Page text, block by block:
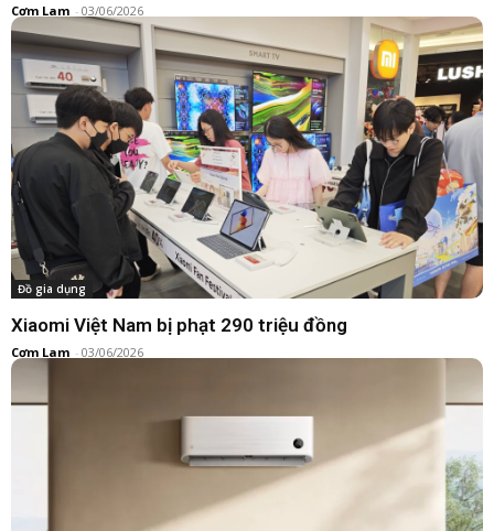
Cơm Lam - 03/06/2026
Đồ gia dụng
Xiaomi Việt Nam bị phạt 290 triệu đồng
Cơm Lam - 03/06/2026